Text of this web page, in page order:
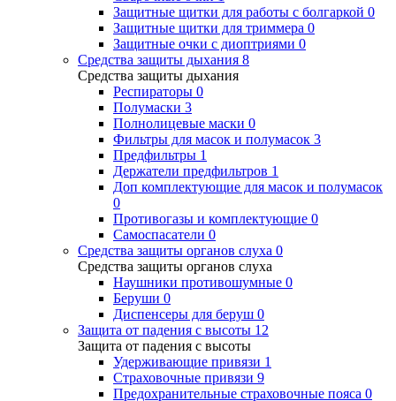
Защитные щитки для работы с болгаркой 0
Защитные щитки для триммера 0
Защитные очки с диоптриями 0
Средства защиты дыхания 8
Средства защиты дыхания
Респираторы 0
Полумаски 3
Полнолицевые маски 0
Фильтры для масок и полумасок 3
Предфильтры 1
Держатели предфильтров 1
Доп комплектующие для масок и полумасок
0
Противогазы и комплектующие 0
Самоспасатели 0
Средства защиты органов слуха 0
Средства защиты органов слуха
Наушники противошумные 0
Беруши 0
Диспенсеры для беруш 0
Защита от падения с высоты 12
Защита от падения с высоты
Удерживающие привязи 1
Страховочные привязи 9
Предохранительные страховочные пояса 0